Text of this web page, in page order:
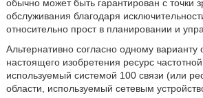
обычно может быть гарантирован с точки
обслуживания благодаря
относительно прост в планировании и
Альтернативно согласно одному варианту
настоящего изобретения ресурс частотной
используемый системой 100 связи (или
области, используемый сетевым